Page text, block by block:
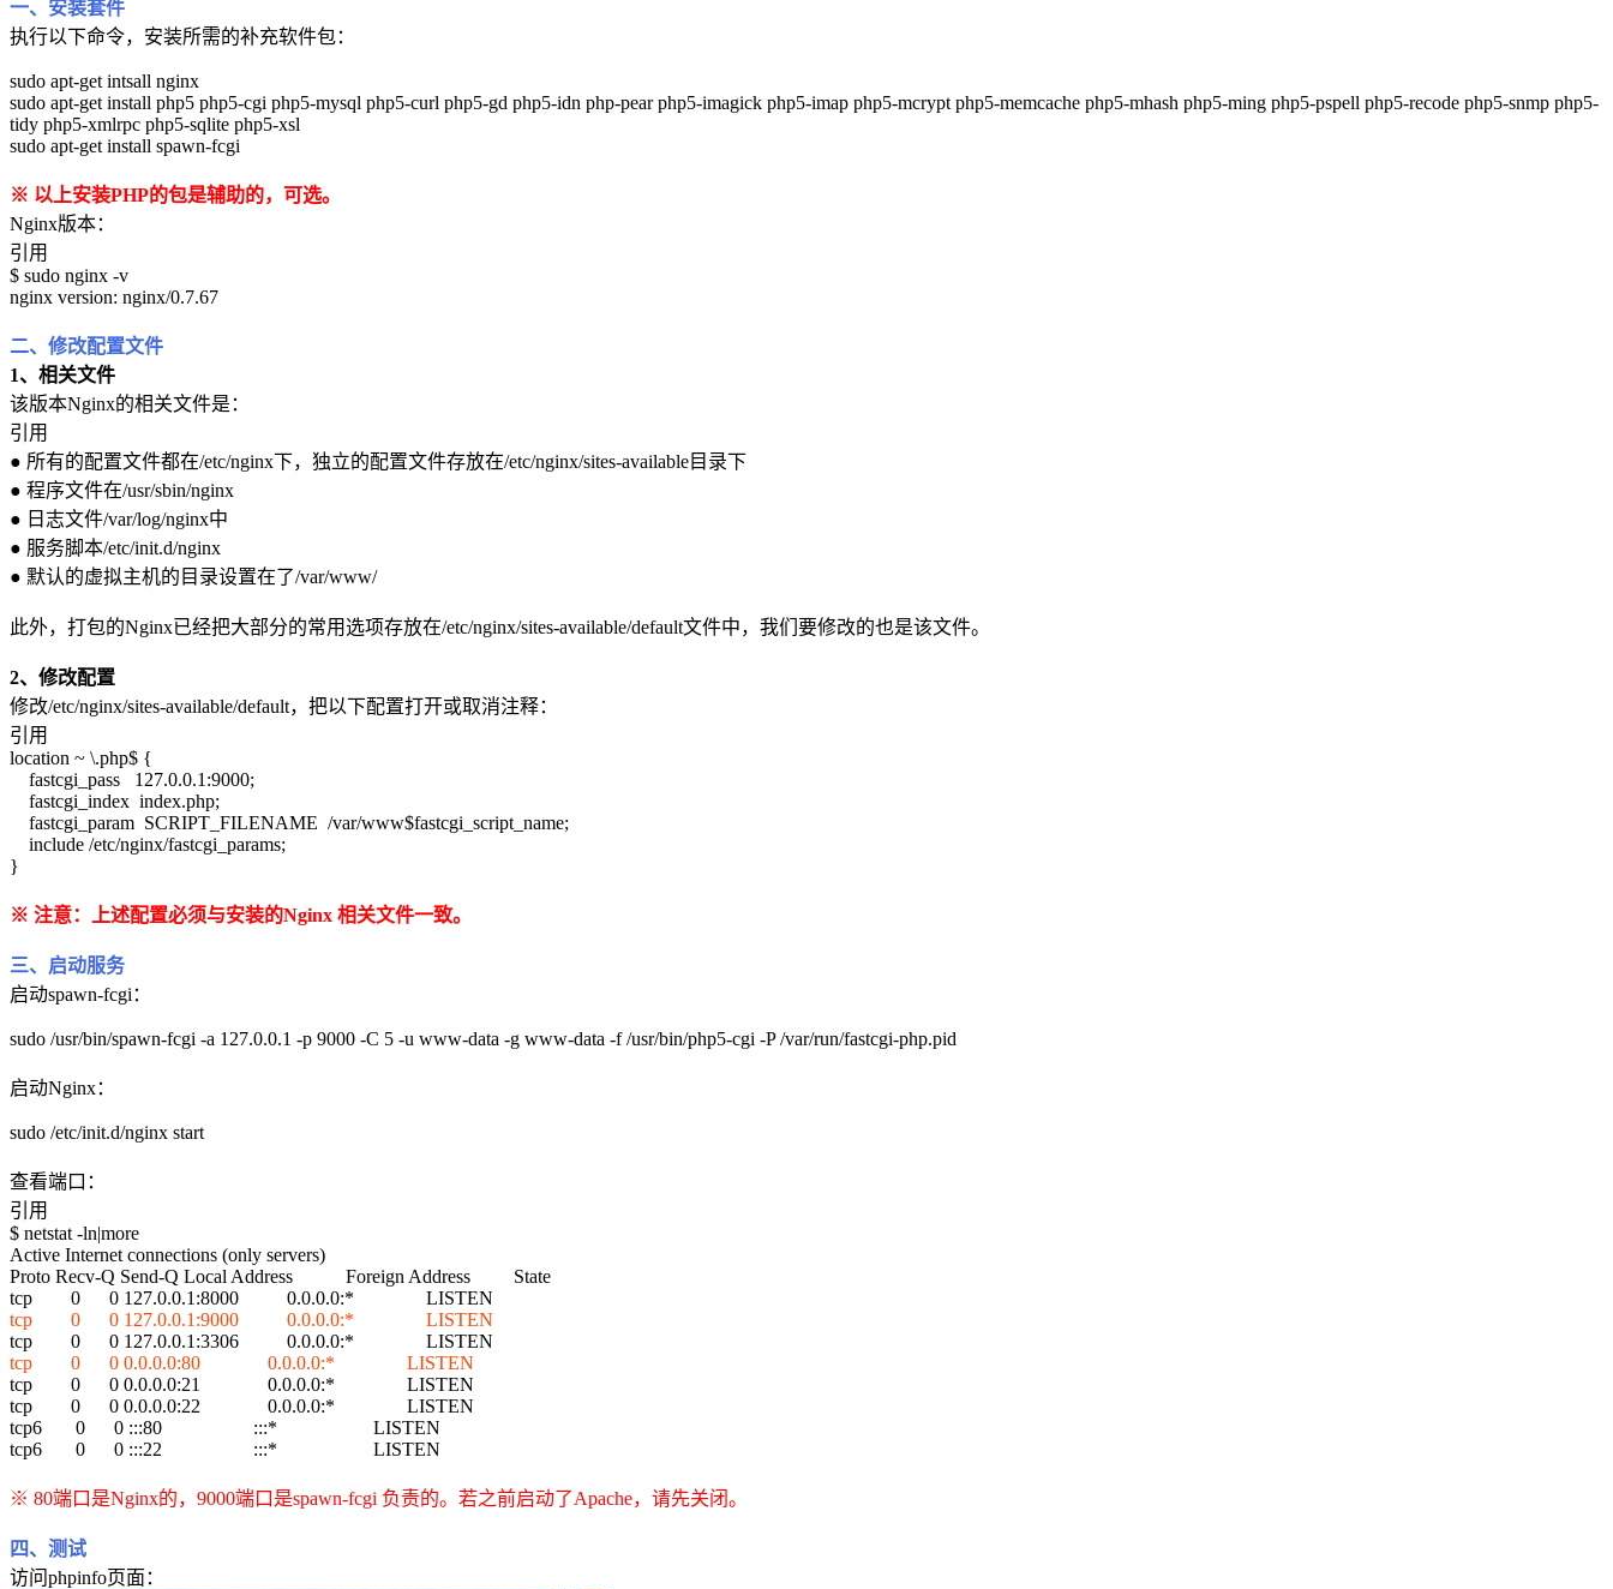
一、安装套件
执行以下命令，安装所需的补充软件包：
sudo apt-get intsall nginx
sudo apt-get install php5 php5-cgi php5-mysql php5-curl php5-gd php5-idn php-pear php5-imagick php5-imap php5-mcrypt php5-memcache php5-mhash php5-ming php5-pspell php5-recode php5-snmp php5-
tidy php5-xmlrpc php5-sqlite php5-xsl
sudo apt-get install spawn-fcgi
※ 以上安装PHP的包是辅助的，可选。
Nginx版本：
引用
$ sudo nginx -v
nginx version: nginx/0.7.67
二、修改配置文件
1、相关文件
该版本Nginx的相关文件是：
引用
● 所有的配置文件都在/etc/nginx下，独立的配置文件存放在/etc/nginx/sites-available目录下
● 程序文件在/usr/sbin/nginx
● 日志文件/var/log/nginx中
● 服务脚本/etc/init.d/nginx
● 默认的虚拟主机的目录设置在了/var/www/
此外，打包的Nginx已经把大部分的常用选项存放在/etc/nginx/sites-available/default文件中，我们要修改的也是该文件。
2、修改配置
修改/etc/nginx/sites-available/default，把以下配置打开或取消注释：
引用
location ~ \.php$ {
fastcgi_pass 127.0.0.1:9000;
fastcgi_index index.php;
fastcgi_param SCRIPT_FILENAME /var/www$fastcgi_script_name;
include /etc/nginx/fastcgi_params;
}
※ 注意：上述配置必须与安装的Nginx 相关文件一致。
三、启动服务
启动spawn-fcgi：
sudo /usr/bin/spawn-fcgi -a 127.0.0.1 -p 9000 -C 5 -u www-data -g www-data -f /usr/bin/php5-cgi -P /var/run/fastcgi-php.pid
启动Nginx：
sudo /etc/init.d/nginx start
查看端口：
引用
$ netstat -ln|more
Active Internet connections (only servers)
Proto Recv-Q Send-Q Local Address Foreign Address State
tcp 0 0 127.0.0.1:8000 0.0.0.0:* LISTEN
tcp 0 0 127.0.0.1:9000 0.0.0.0:* LISTEN
tcp 0 0 127.0.0.1:3306 0.0.0.0:* LISTEN
tcp 0 0 0.0.0.0:80 0.0.0.0:* LISTEN
tcp 0 0 0.0.0.0:21 0.0.0.0:* LISTEN
tcp 0 0 0.0.0.0:22 0.0.0.0:* LISTEN
tcp6 0 0 :::80 :::* LISTEN
tcp6 0 0 :::22 :::* LISTEN
※ 80端口是Nginx的，9000端口是spawn-fcgi 负责的。若之前启动了Apache，请先关闭。
四、测试
访问phpinfo页面：